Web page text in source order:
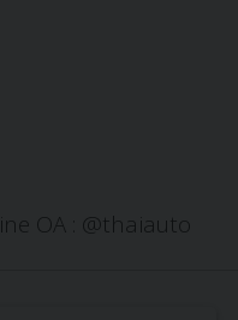
OA : @thaiauto